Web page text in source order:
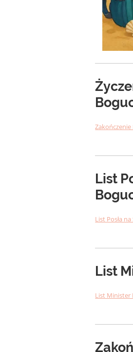
List
List Posła
List
List Minister